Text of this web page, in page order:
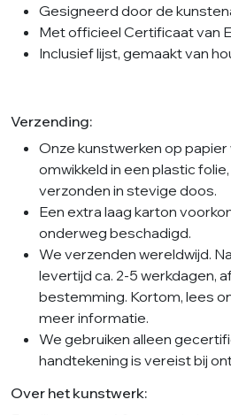
Gesigneerd door de
Met officieel Certificaat van
Inclusief lijst, gemaakt van
Verzending:
Onze kunstwerken op
omwikkeld in een plastic
verzonden in stevige doos.
Een extra laag karton
onderweg beschadigd.
We verzenden wereldwijd.
levertijd ca. 2-5 werkdagen,
bestemming. Kortom, lees
meer informatie.
We gebruiken alleen
handtekening is vereist bij
Over het kunstwerk: